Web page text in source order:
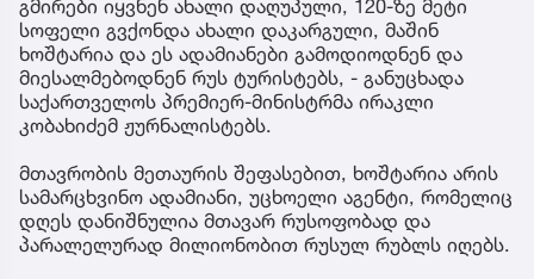
გმირები იყვნენ ახალი დაღუპული, 120-ზე მეტი
სოფელი გვქონდა ახალი დაკარგული, მაშინ
ხოშტარია და ეს ადამიანები გამოდიოდნენ და
მიესალმებოდნენ რუს ტურისტებს, - განუცხადა
საქართველოს პრემიერ-მინისტრმა ირაკლი
კობახიძემ ჟურნალისტებს.
მთავრობის მეთაურის შეფასებით, ხოშტარია არის
სამარცხვინო ადამიანი, უცხოელი აგენტი, რომელიც
დღეს დანიშნულია მთავარ რუსოფობად და
პარალელურად მილიონობით რუსულ რუბლს იღებს.